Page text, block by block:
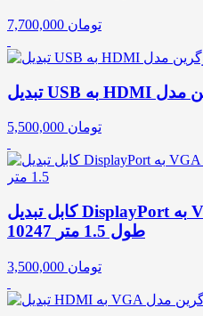
7,700,000 تومان
5,500,000 تومان
کابل تبدیل DisplayPort به VGA یوگرین مدل DP105
10247 طول 1.5 متر
3,500,000 تومان